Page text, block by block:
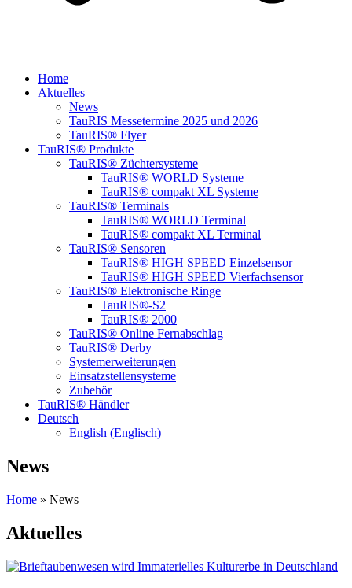
Home
Aktuelles
News
TauRIS Messetermine 2025 und 2026
TauRIS® Flyer
TauRIS® Produkte
TauRIS® Züchtersysteme
TauRIS® WORLD Systeme
TauRIS® compakt XL Systeme
TauRIS® Terminals
TauRIS® WORLD Terminal
TauRIS® compakt XL Terminal
TauRIS® Sensoren
TauRIS® HIGH SPEED Einzelsensor
TauRIS® HIGH SPEED Vierfachsensor
TauRIS® Elektronische Ringe
TauRIS®-S2
TauRIS® 2000
TauRIS® Online Fernabschlag
TauRIS® Derby
Systemerweiterungen
Einsatzstellensysteme
Zubehör
TauRIS® Händler
Deutsch
English (Englisch)
News
Home » News
Aktuelles